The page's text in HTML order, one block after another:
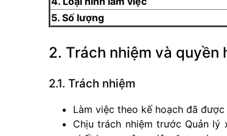
5. Số lượng
2. Trách nhiệm và quyền
2.1. Trách nhiệm
Làm việc theo kế hoạch đã
Chịu trách nhiệm trước Quản